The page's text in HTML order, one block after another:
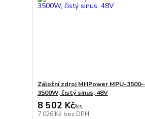
Záložní zdroj MHPower MPU-3500-
3500W, čistý sinus, 48V
8 502 Kč/ks
7 026 Kč bez DPH